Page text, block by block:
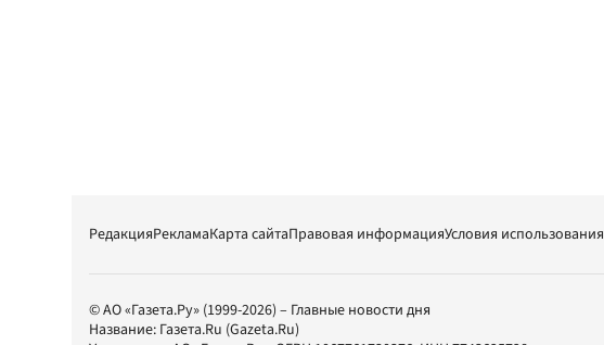
РедакцияРекламаКарта сайтаПравовая информацияУсловия использования
© АО «Газета.Ру» (1999-2026) – Главные новости дня
Название: Газета.Ru (Gazeta.Ru)